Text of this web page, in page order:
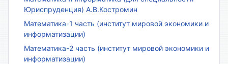
Юриспруденция) А.В.Костромин
Математика-1 часть (институт мировой экономики и
информатизации)
Математика-2 часть (институт мировой экономики и
информатизации)